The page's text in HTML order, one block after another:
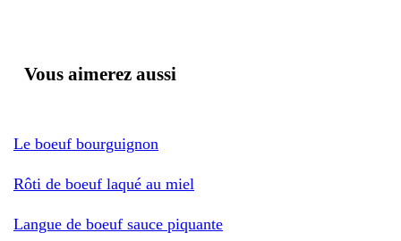
Vous aimerez aussi
Le boeuf bourguignon
Rôti de boeuf laqué au miel
Langue de boeuf sauce piquante